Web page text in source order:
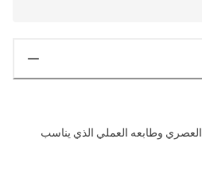
وطابعه العملي الذي يناسب